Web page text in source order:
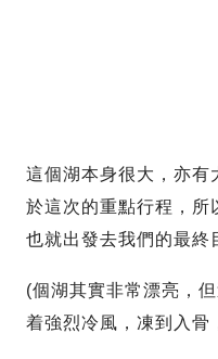
這個湖本身很大，亦有
於這次的重點行程，所
也就出發去我們的最終
(個湖其實非常漂亮，
着強烈冷風，凍到入骨